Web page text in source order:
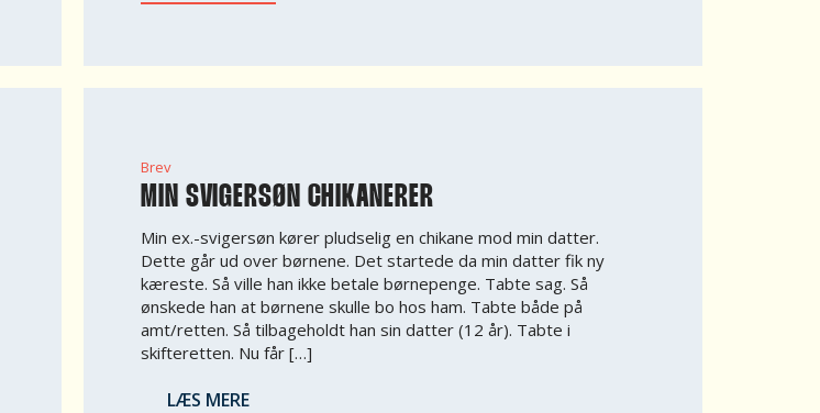
Brev
MIN SVIGERSØN CHIKANERER
Min ex.-svigersøn kører pludselig en chikane mod min datter.
Dette går ud over børnene. Det startede da min datter fik ny
kæreste. Så ville han ikke betale børnepenge. Tabte sag. Så
ønskede han at børnene skulle bo hos ham. Tabte både på
amt/retten. Så tilbageholdt han sin datter (12 år). Tabte i
skifteretten. Nu får […]
LÆS MERE